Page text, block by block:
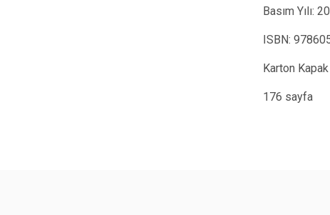
Basım Yılı:
ISBN:
Karton Kapak
176 sayfa